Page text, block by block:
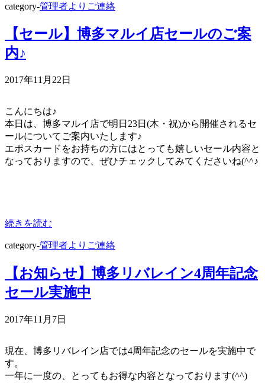
category-管理者よりご連絡
【セール】博多マルイ店セールのご案
内♪
2017年11月22日
こんにちは♪
本日は、博多マルイ店で明日23日(木・祝)から開催されるセ
ールについてご案内いたします♪
エポスカードをお持ちの方にはとっても嬉しいセール内容と
なっておりますので、ぜひチェックしてみてくださいね(^^♪
続きを読む
category-管理者よりご連絡
【お知らせ】博多リバレイン4周年記念
セール実施中
2017年11月7日
現在、博多リバレイン店では4周年記念のセールを実施中で
す。
一年に一度の、とってもお得な内容となっております(^^)